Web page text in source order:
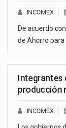
INCOMEX
De acuerdo
de Ahorro para
Integrantes
producción
INCOMEX